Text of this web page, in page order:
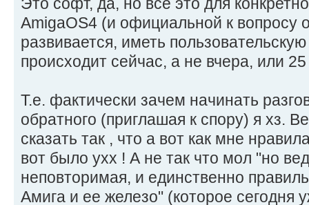
AmigaOS4 (и официальной к вопросу
развивается, иметь
происходит сейчас, а не вчера, или
Т.е. фактически зачем начинать
обратного (приглашая к спору) я хз.
сказать так , что а вот как мне
вот было ухх ! А не так что мол "но
неповторимая, и единственно
Амига и ее железо" (которое сегодня